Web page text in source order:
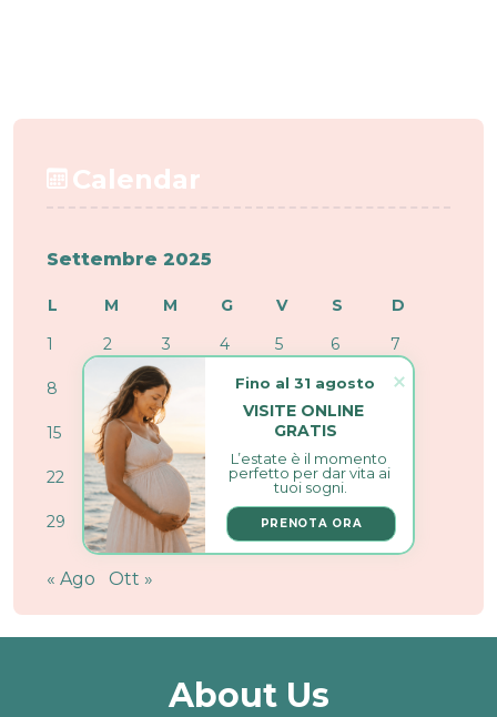
Calendar
Settembre 2025
L M M G V S
D
1
2 3 4 5 6 7
8 10 12 13 14
15 16 17 19 20
22 23 24 25 26 27
29 30
« Ago Ott »
About Us
VISITE ONLINE
GRATIS
L’estate è il momento
perfetto per dar vita ai
tuoi sogni.
PRENOTA ORA
Fino al 31 agosto